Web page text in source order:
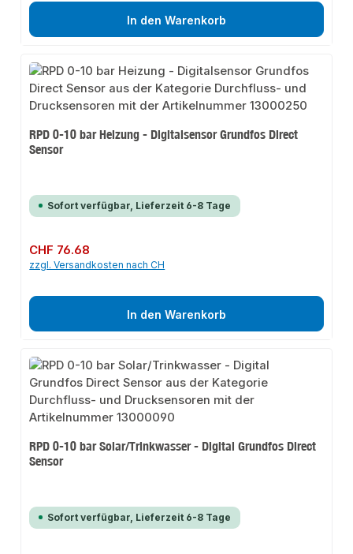
In den Warenkorb
RPD 0-10 bar Heizung - Digitalsensor Grundfos Direct
Sensor
Sofort verfügbar, Lieferzeit 6-8 Tage
Regulärer Preis:
CHF 76.68
zzgl. Versandkosten nach CH
In den Warenkorb
RPD 0-10 bar Solar/Trinkwasser - Digital Grundfos Direct
Sensor
Sofort verfügbar, Lieferzeit 6-8 Tage